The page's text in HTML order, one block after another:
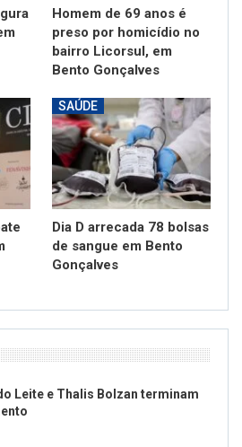
Homem de 69 anos é
preso por homicídio no
bairro Licorsul, em
Bento Gonçalves
SAÚDE
Dia D arrecada 78 bolsas
de sangue em Bento
Gonçalves
Leite e Thalis Bolzan terminam